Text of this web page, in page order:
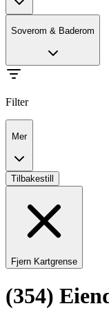
Soverom & Baderom
Filter
Mer
Tilbakestill
Fjern Kartgrense
(354)